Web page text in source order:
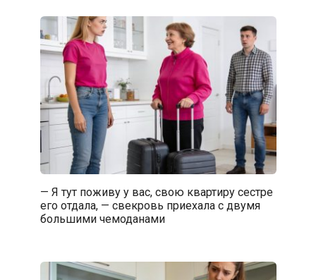
— Я тут поживу у вас, свою квартиру сестре
его отдала, — свекровь приехала с двумя
большими чемоданами